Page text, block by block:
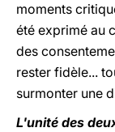
moments
été exprimé au
des
rester fidèle...
surmonter une
L'unité des